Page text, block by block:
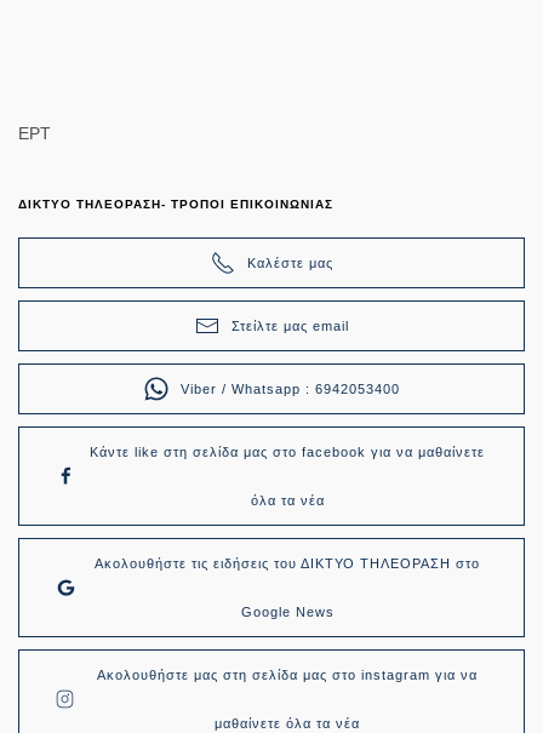
ΕΡΤ
ΔΙΚΤΥΟ ΤΗΛΕΟΡΑΣΗ- ΤΡΟΠΟΙ ΕΠΙΚΟΙΝΩΝΙΑΣ
Καλέστε μας
Στείλτε μας email
Viber / Whatsapp : 6942053400
Κάντε like στη σελίδα μας στο facebook για να μαθαίνετε
όλα τα νέα
Ακολουθήστε τις ειδήσεις του ΔΙΚΤΥΟ ΤΗΛΕΟΡΑΣΗ στο
Google News
Ακολουθήστε μας στη σελίδα μας στο instagram για να
μαθαίνετε όλα τα νέα